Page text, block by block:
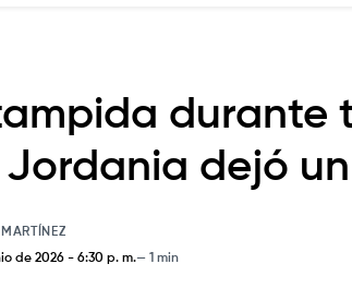
durante
Jordania dejó
de 2026 - 6:30 p. m. 1 min